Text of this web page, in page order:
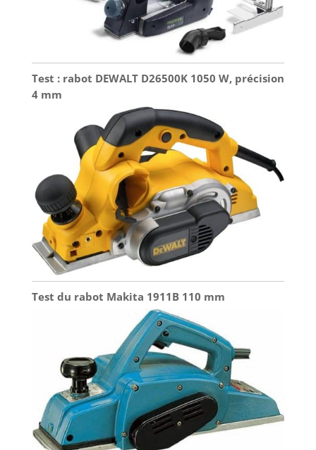
Test : rabot DEWALT D26500K 1050 W, précision
4 mm
Test du rabot Makita 1911B 110 mm